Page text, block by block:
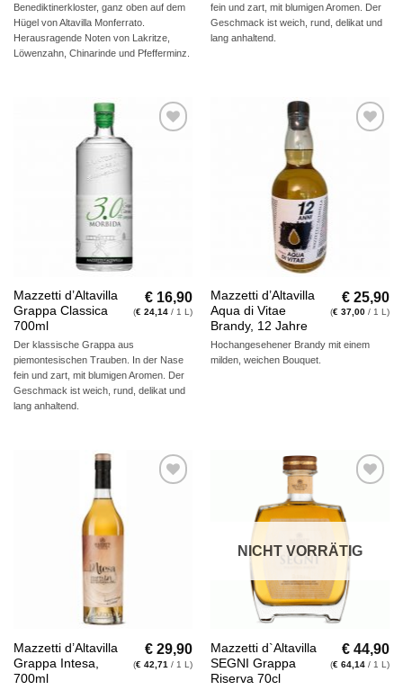
Benediktinerkloster, ganz oben auf dem
Hügel von Altavilla Monferrato.
Herausragende Noten von Lakritze,
Löwenzahn, Chinarinde und Pfefferminz.
fein und zart, mit blumigen Aromen. Der
Geschmack ist weich, rund, delikat und
lang anhaltend.
Mazzetti d’Altavilla
Grappa Classica
700ml
€ 16,90
(€ 24,14 / 1 L)
Der klassische Grappa aus
piemontesischen Trauben. In der Nase
fein und zart, mit blumigen Aromen. Der
Geschmack ist weich, rund, delikat und
lang anhaltend.
Mazzetti d’Altavilla
Aqua di Vitae
Brandy, 12 Jahre
€ 25,90
(€ 37,00 / 1 L)
Hochangesehener Brandy mit einem
milden, weichen Bouquet.
Mazzetti d’Altavilla
Grappa Intesa,
700ml
€ 29,90
(€ 42,71 / 1 L)
Wunschliste
NICHT VORRÄTIG
Mazzetti d`Altavilla
SEGNI Grappa
Riserva 70cl
€ 44,90
(€ 64,14 / 1 L)